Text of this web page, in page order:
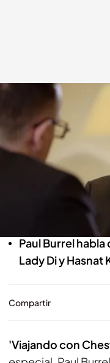
Viajando con
28 FEB 2023 -
"No creo ni por
Paul Burrel fue
Paul Burrel
Lady Di y Hasnat
Compartir
'Viajando con